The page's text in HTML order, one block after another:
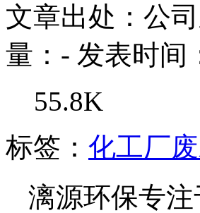
文章出处：公
量： - 发表时间
55.8K
标签： 化工厂
漓源环保专注